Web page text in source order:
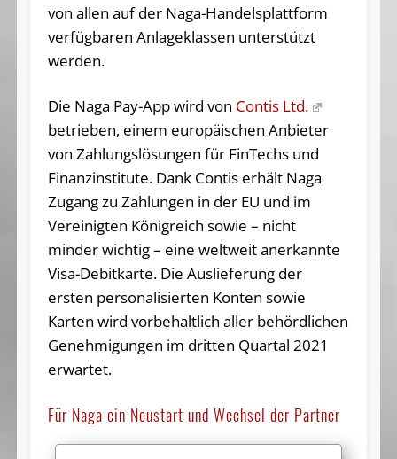
von allen auf der Naga-Handelsplattform
verfügbaren Anlageklassen unterstützt
werden.
Die Naga Pay-App wird von Contis Ltd.
betrieben, einem europäischen Anbieter
von Zahlungslösungen für FinTechs und
Finanzinstitute. Dank Contis erhält Naga
Zugang zu Zahlungen in der EU und im
Vereinigten Königreich sowie – nicht
minder wichtig – eine weltweit anerkannte
Visa-Debitkarte. Die Auslieferung der
ersten personalisierten Konten sowie
Karten wird vorbehaltlich aller behördlichen
Genehmigungen im dritten Quartal 2021
erwartet.
Für Naga ein Neustart und Wechsel der Partner